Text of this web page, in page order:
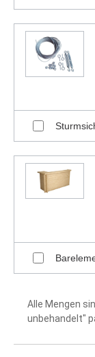
Alle Mengen
unbehandelt"